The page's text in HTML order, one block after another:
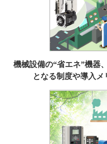
機械設備の“省エネ”機器
となる制度や導入メ